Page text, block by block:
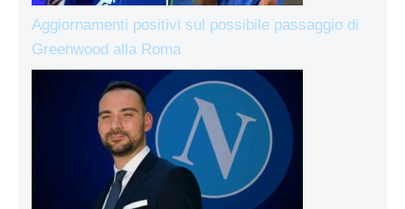
Aggiornamenti positivi sul possibile passaggio di
Greenwood alla Roma